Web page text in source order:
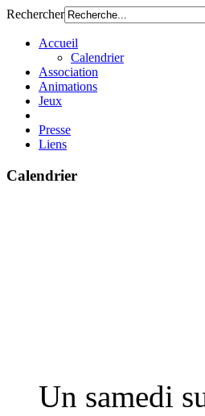
Rechercher
Accueil
Calendrier
Association
Animations
Jeux
Presse
Liens
Calendrier
Un samedi